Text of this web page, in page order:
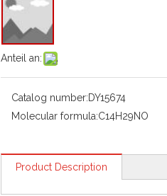
Anteil an:
Catalog number:DY15674
Molecular formula:C14H29NO
Product Description